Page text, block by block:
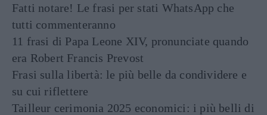
Fatti notare! Le frasi per stati WhatsApp che
tutti commenteranno
11 frasi di Papa Leone XIV, pronunciate quando
era Robert Francis Prevost
Frasi sulla libertà: le più belle da condividere e
su cui riflettere
Tailleur cerimonia 2025 economici: i più belli di